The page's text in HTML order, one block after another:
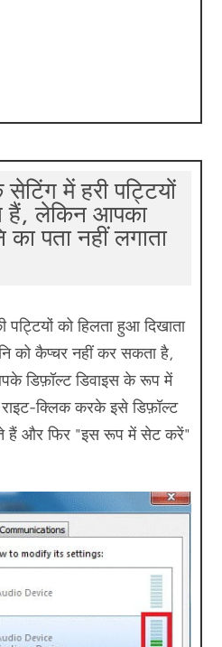
में हरी पट्टियों
हैं, लेकिन आपका
का पता नहीं लगाता
को हिलता हुआ दिखाता
को कैप्चर नहीं कर सकता है,
डिफ़ॉल्ट डिवाइस के रूप में
क्लिक करके इसे डिफ़ॉल्ट
हैं और फिर "इस रूप में सेट करें"